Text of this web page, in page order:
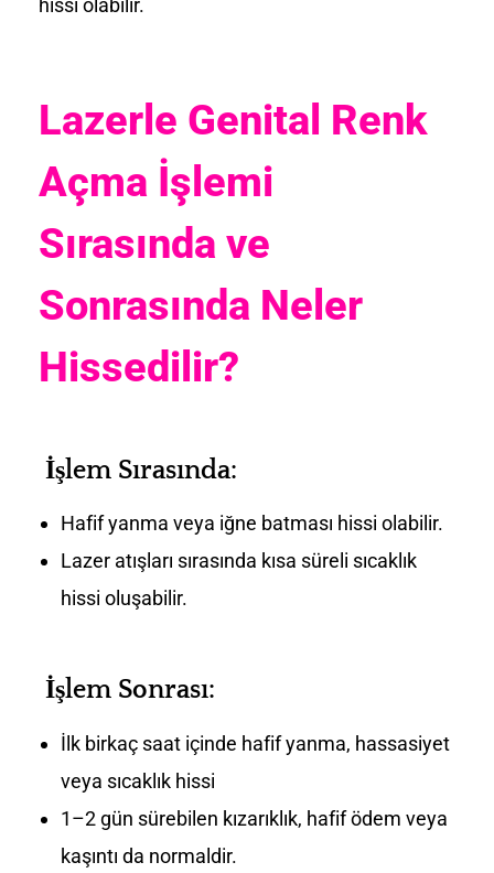
hissi olabilir.
Lazerle Genital Renk
Açma İşlemi
Sırasında ve
Sonrasında Neler
Hissedilir?
İşlem Sırasında:
Hafif yanma veya iğne batması hissi olabilir.
Lazer atışları sırasında kısa süreli sıcaklık
hissi oluşabilir.
İşlem Sonrası:
İlk birkaç saat içinde hafif yanma, hassasiyet
veya sıcaklık hissi
1–2 gün sürebilen kızarıklık, hafif ödem veya
kaşıntı da normaldir.